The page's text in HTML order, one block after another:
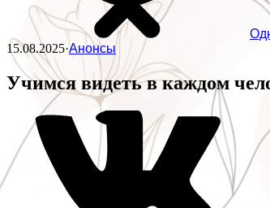
15.08.2025·Анонсы
Учимся видеть в каждом